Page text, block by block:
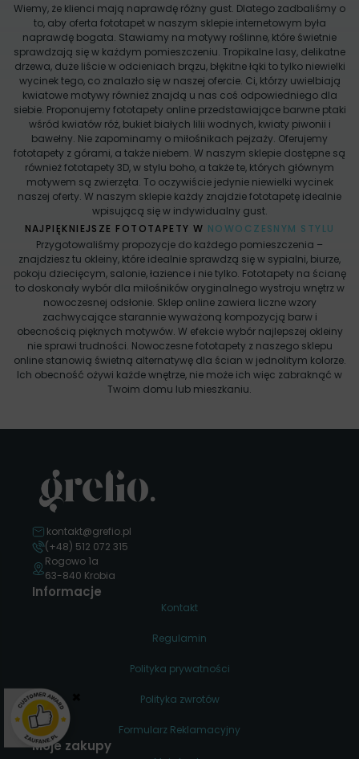
Wiemy, że klienci mają naprawdę różny gust. Dlatego zadbaliśmy o
to, aby oferta fototapet w naszym sklepie internetowym była
naprawdę bogata. Stawiamy na motywy roślinne, które świetnie
sprawdzają się w każdym pomieszczeniu. Tropikalne lasy, delikatne
drzewa, duże liście w odcieniach brązu, błękitne łąki to tylko niewielki
wycinek tego, co znalazło się w naszej ofercie. Ci, którzy uwielbiają
kwiatowe motywy również znajdą u nas coś odpowiedniego dla
siebie. Proponujemy fototapety online przedstawiające barwne ptaki
wśród kwiatów róż, bukiet białych lilii wodnych, kwiaty piwonii i
bawełny. Nie zapominamy o miłośnikach pejzaży. Oferujemy
fototapety z górami, a także niebem. W naszym sklepie dostępne są
również fototapety 3D, w stylu boho, a także te, których głównym
motywem są zwierzęta. To oczywiście jedynie niewielki wycinek
naszej oferty. W naszym sklepie każdy znajdzie fototapetę idealnie
wpisującą się w indywidualny gust.
NAJPIĘKNIEJSZE FOTOTAPETY W NOWOCZESNYM STYLU
Przygotowaliśmy propozycje do każdego pomieszczenia –
znajdziesz tu okleiny, które idealnie sprawdzą się w sypialni, biurze,
pokoju dziecięcym, salonie, łazience i nie tylko. Fototapety na ścianę
to doskonały wybór dla miłośników oryginalnego wystroju wnętrz w
nowoczesnej odsłonie. Sklep online zawiera liczne wzory
zachwycające starannie wyważoną kompozycją barw i
obecnością pięknych motywów. W efekcie wybór najlepszej okleiny
nie sprawi trudności. Nowoczesne fototapety z naszego sklepu
online stanowią świetną alternatywę dla ścian w jednolitym kolorze.
Ich obecność ożywi każde wnętrze, nie może ich więc zabraknąć w
Twoim domu lub mieszkaniu.
kontakt@grefio.pl
(+48) 512 072 315
Rogowo 1a
63-840 Krobia
Informacje
Kontakt
Regulamin
Polityka prywatności
Polityka zwrotów
Formularz Reklamacyjny
Moje zakupy